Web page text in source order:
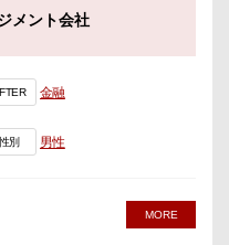
メント会社
金融
性別 男性
MORE